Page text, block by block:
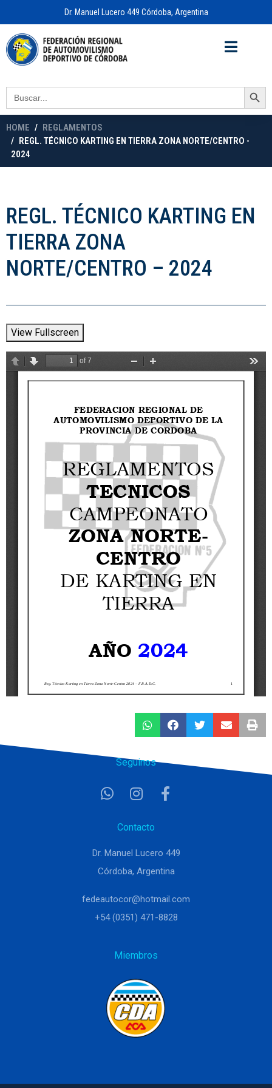
Dr. Manuel Lucero 449 Córdoba, Argentina
Search
for:
Search Button
HOME
REGLAMENTOS
REGL. TÉCNICO KARTING EN TIERRA ZONA NORTE/CENTRO -
2024
REGL. TÉCNICO KARTING EN
TIERRA ZONA
NORTE/CENTRO – 2024
View Fullscreen
Seguinos
Contacto
Dr. Manuel Lucero 449
Córdoba, Argentina
fedeautocor@hotmail.com
+54 (0351) 471-8828
Miembros